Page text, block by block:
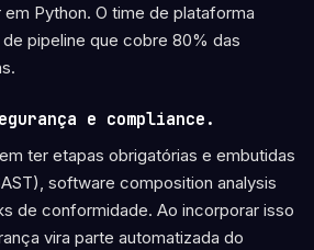
Python. O time de plataforma
pipeline que cobre 80% das
e compliance.
ter etapas obrigatórias e embutidas
software composition analysis
de conformidade. Ao incorporar isso
vira parte automatizada do